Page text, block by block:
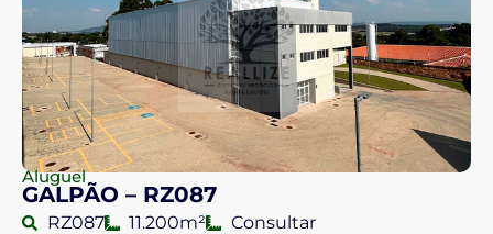
Aluguel
GALPÃO – RZ087
RZ087 11.200m² Consultar